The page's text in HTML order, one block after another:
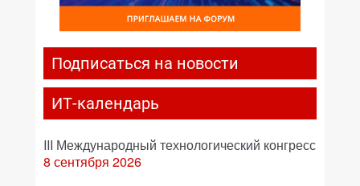
Подписаться на новости
ИТ-календарь
III Международный технологический конгресс
8 сентября 2026